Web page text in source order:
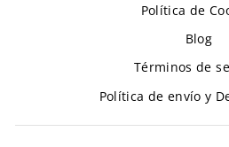
Política de
Blog
Términos de
Política de envío y